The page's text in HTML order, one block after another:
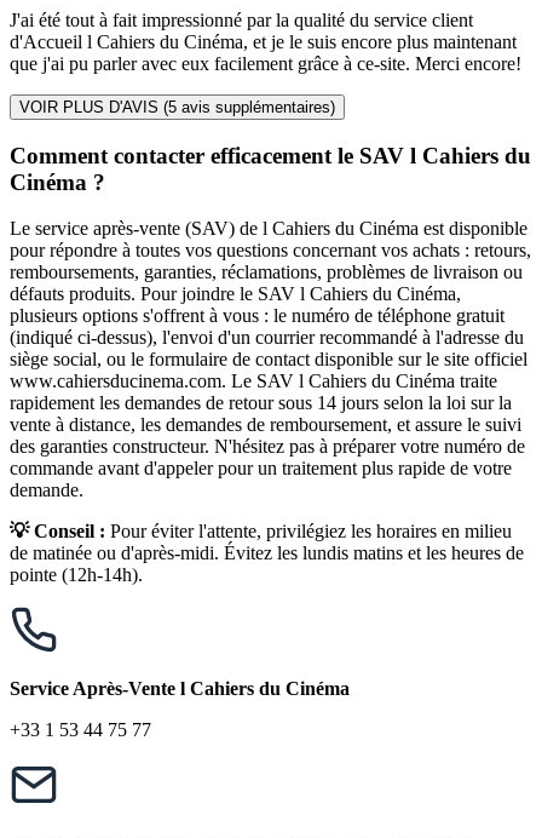
J'ai été tout à fait impressionné par la qualité du service client
d'Accueil l Cahiers du Cinéma, et je le suis encore plus maintenant
que j'ai pu parler avec eux facilement grâce à ce-site. Merci encore!
VOIR PLUS D'AVIS (5 avis supplémentaires)
Comment contacter efficacement le SAV l Cahiers du
Cinéma ?
Le service après-vente (SAV) de l Cahiers du Cinéma est disponible
pour répondre à toutes vos questions concernant vos achats : retours,
remboursements, garanties, réclamations, problèmes de livraison ou
défauts produits. Pour joindre le SAV l Cahiers du Cinéma,
plusieurs options s'offrent à vous : le numéro de téléphone gratuit
(indiqué ci-dessus), l'envoi d'un courrier recommandé à l'adresse du
siège social, ou le formulaire de contact disponible sur le site officiel
www.cahiersducinema.com. Le SAV l Cahiers du Cinéma traite
rapidement les demandes de retour sous 14 jours selon la loi sur la
vente à distance, les demandes de remboursement, et assure le suivi
des garanties constructeur. N'hésitez pas à préparer votre numéro de
commande avant d'appeler pour un traitement plus rapide de votre
demande.
💡 Conseil : Pour éviter l'attente, privilégiez les horaires en milieu
de matinée ou d'après-midi. Évitez les lundis matins et les heures de
pointe (12h-14h).
Service Après-Vente l Cahiers du Cinéma
+33 1 53 44 75 77